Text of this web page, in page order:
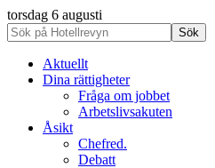
torsdag 6 augusti
Aktuellt
Dina rättigheter
Fråga om jobbet
Arbetslivsakuten
Åsikt
Chefred.
Debatt